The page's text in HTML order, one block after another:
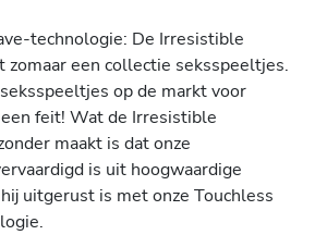
technologie: De Irresistible
zomaar een collectie seksspeeltjes.
op de markt voor
feit! Wat de Irresistible
maakt is dat onze
is uit hoogwaardige
uitgerust is met onze Touchless